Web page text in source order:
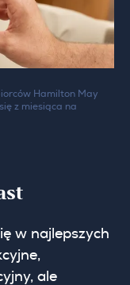
Hamilton May
z miesiąca na
w najlepszych
ale